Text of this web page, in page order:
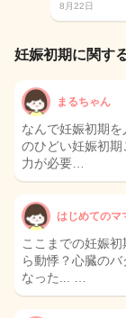
8月22日
妊娠初期に関す
まるちゃん
なんで妊娠初期
のひどい妊娠初
力が必要…
はじめてのマ
ここまでの妊娠
ら動悸？心臓の
なった... …